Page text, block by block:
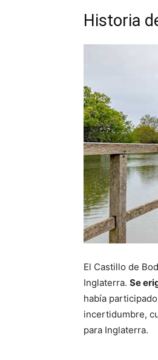
Historia
El Castillo de
Inglaterra. Se
había
incertidumbre,
para Inglaterra.